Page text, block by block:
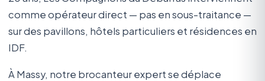
comme opérateur direct — pas en sous-traitance —
sur des pavillons, hôtels particuliers et résidences en
IDF.
À Massy, notre brocanteur expert se déplace